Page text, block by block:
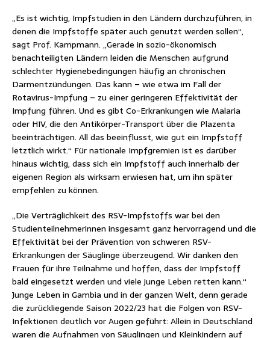
„Es ist wichtig, Impfstudien in den Ländern durchzuführen, in
denen die Impfstoffe später auch genutzt werden sollen“,
sagt Prof. Kampmann. „Gerade in sozio-ökonomisch
benachteiligten Ländern leiden die Menschen aufgrund
schlechter Hygienebedingungen häufig an chronischen
Darmentzündungen. Das kann – wie etwa im Fall der
Rotavirus-Impfung – zu einer geringeren Effektivität der
Impfung führen. Und es gibt Co-Erkrankungen wie Malaria
oder HIV, die den Antikörper-Transport über die Plazenta
beeinträchtigen. All das beeinflusst, wie gut ein Impfstoff
letztlich wirkt.“ Für nationale Impfgremien ist es darüber
hinaus wichtig, dass sich ein Impfstoff auch innerhalb der
eigenen Region als wirksam erwiesen hat, um ihn später
empfehlen zu können.
„Die Verträglichkeit des RSV-Impfstoffs war bei den
Studienteilnehmerinnen insgesamt ganz hervorragend und die
Effektivität bei der Prävention von schweren RSV-
Erkrankungen der Säuglinge überzeugend. Wir danken den
Frauen für ihre Teilnahme und hoffen, dass der Impfstoff
bald eingesetzt werden und viele junge Leben retten kann.“
Junge Leben in Gambia und in der ganzen Welt, denn gerade
die zurückliegende Saison 2022/23 hat die Folgen von RSV-
Infektionen deutlich vor Augen geführt: Allein in Deutschland
waren die Aufnahmen von Säuglingen und Kleinkindern auf